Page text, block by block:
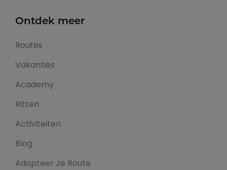
Ontdek meer
Routes
Vakanties
Academy
Ritten
Activiteiten
Blog
Adopteer Je Route